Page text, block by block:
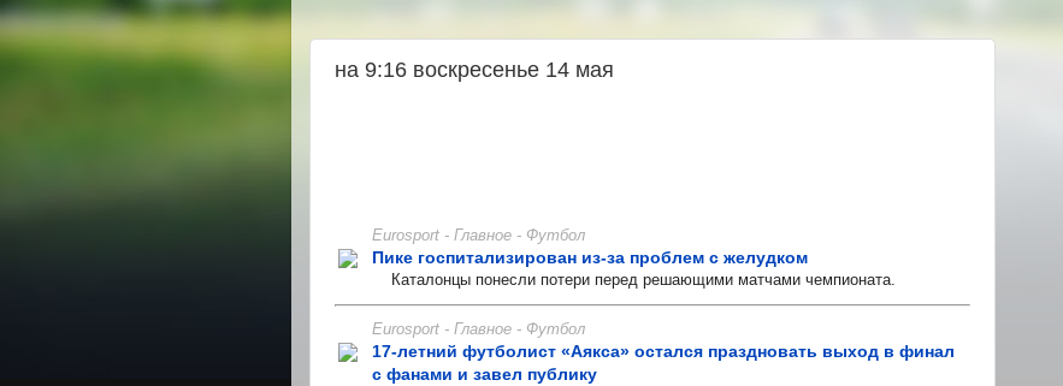
на 9:16 воскресенье 14 мая
Eurosport - Главное - Футбол
Пике госпитализирован из-за проблем с желудком
Каталонцы понесли потери перед решающими матчами чемпионата.
Eurosport - Главное - Футбол
17-летний футболист «Аякса» остался праздновать выход в финал
с фанами и завел публику